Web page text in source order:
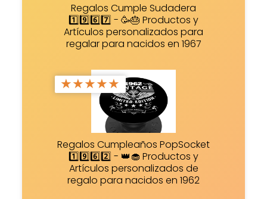
Regalos Cumple Sudadera
1️⃣9️⃣6️⃣7️⃣ - 🥳🎂 Productos y
Artículos personalizados para
regalar para nacidos en 1967
★★★★★
Regalos Cumpleaños PopSocket
1️⃣9️⃣6️⃣2️⃣ - 👑🧁 Productos y
Artículos personalizados de
regalo para nacidos en 1962